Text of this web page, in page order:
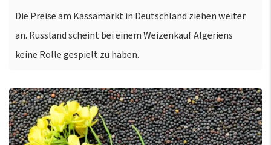
Die Preise am Kassamarkt in Deutschland ziehen weiter
an. Russland scheint bei einem Weizenkauf Algeriens
keine Rolle gespielt zu haben.